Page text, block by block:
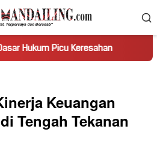
Keresahan Truk Miring
Keuangan
Tengah Tekanan